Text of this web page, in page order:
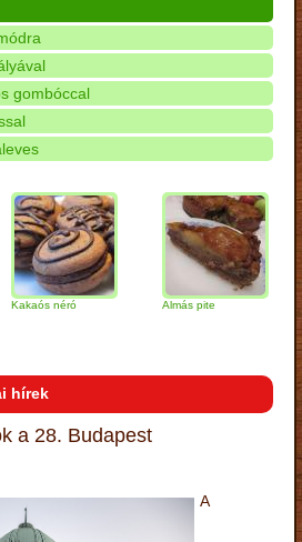
gombóccal
néró Almás pite
hírek
a 28. Budapest
A